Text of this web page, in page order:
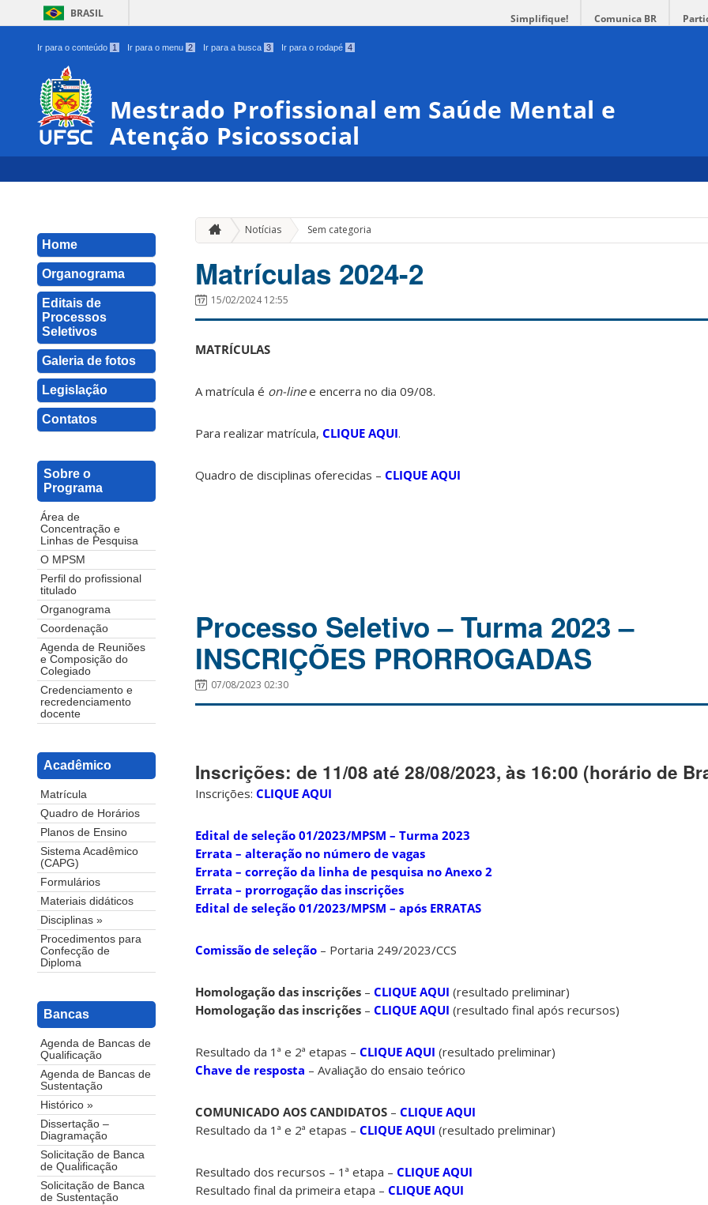
BRASIL Simplifique! Comunica BR
Ir para o conteúdo 1 Ir para o menu 2 Ir para a busca 3 Ir para o rodapé 4
Mestrado Profissional em Saúde Mental e
Atenção Psicossocial
Home
Organograma
Editais de
Processos
Seletivos
Galeria de fotos
Legislação
Contatos
Sobre o
Programa
Área de
Concentração e
Linhas de Pesquisa
O MPSM
Perfil do profissional
titulado
Organograma
Coordenação
Agenda de Reuniões
e Composição do
Colegiado
Credenciamento e
recredenciamento
docente
Acadêmico
Matrícula
Quadro de Horários
Planos de Ensino
Sistema Acadêmico
(CAPG)
Formulários
Materiais didáticos
Disciplinas »
Procedimentos para
Confecção de
Diploma
Bancas
Agenda de Bancas de
Qualificação
Agenda de Bancas de
Sustentação
Histórico »
Dissertação –
Diagramação
Solicitação de Banca
de Qualificação
Solicitação de Banca
de Sustentação
Notícias Sem categoria
Matrículas 2024-2
15/02/2024 12:55
MATRÍCULAS
A matrícula é on-linee encerra no dia 09/08.
Para realizar matrícula, CLIQUE AQUI.
Quadro de disciplinas oferecidas – CLIQUE AQUI
Processo Seletivo – Turma 2023 –
INSCRIÇÕES PRORROGADAS
07/08/2023 02:30
Inscrições: de 11/08 até 28/08/2023, às 16:00 (horário de
Inscrições: CLIQUE AQUI
Edital de seleção 01/2023/MPSM – Turma 2023
Errata – alteração no número de vagas
Errata – correção da linha de pesquisa no Anexo 2
Errata – prorrogação das inscrições
Edital de seleção 01/2023/MPSM – após ERRATAS
Comissão de seleção – Portaria 249/2023/CCS
Homologação das inscrições – CLIQUE AQUI (resultado preliminar)
Homologação das inscrições – CLIQUE AQUI (resultado final após recursos)
Resultado da 1ª e 2ª etapas – CLIQUE AQUI (resultado preliminar)
Chave de resposta – Avaliação do ensaio teórico
COMUNICADO AOS CANDIDATOS – CLIQUE AQUI
Resultado da 1ª e 2ª etapas – CLIQUE AQUI (resultado preliminar)
Resultado dos recursos – 1ª etapa – CLIQUE AQUI
Resultado final da primeira etapa – CLIQUE AQUI